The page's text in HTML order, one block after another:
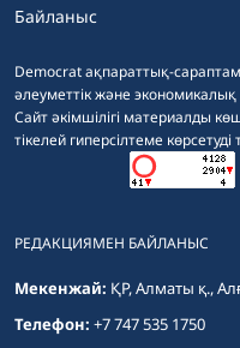
Democrat ақпараттық-
әлеуметтік және
Сайт әкімшілігі материалды
тікелей гиперсілтеме көрсетуді
Байланыс
РЕДАКЦИЯМЕН БАЙЛАНЫС
Мекенжай: ҚР, Алматы қ.,
Телефон: +7 747 535 1750